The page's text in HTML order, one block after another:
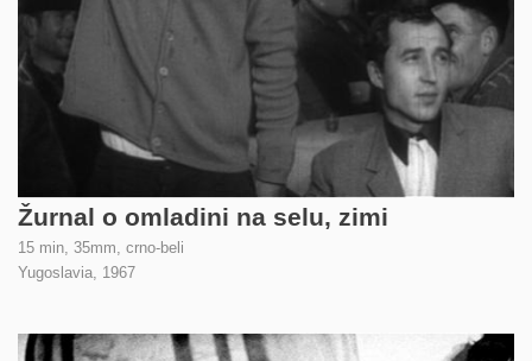
Žurnal o omladini na selu, zimi
15 min, 35mm, crno-beli
Yugoslavia, 1967